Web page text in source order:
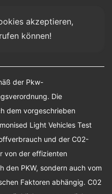
akzeptieren,
können!
der Pkw-
Die
dem vorgeschrieben
Light Vehicles Test
und der C02-
von der effizienten
den PKW, sondern auch vom
Faktoren abhängig. C02